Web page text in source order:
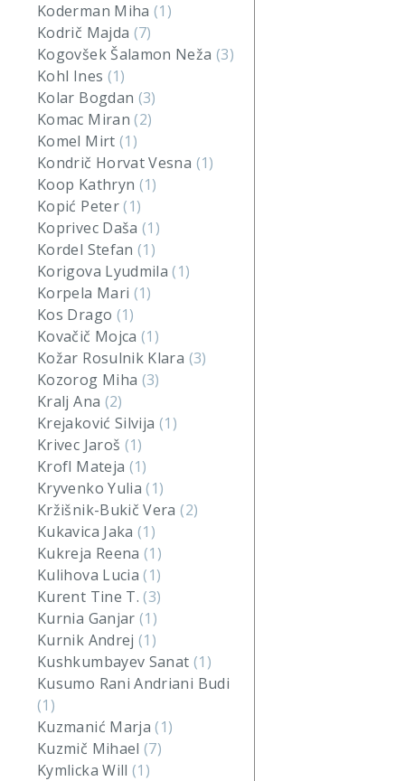
Koderman Miha(1)
Kodrič Majda (7)
Kogovšek Šalamon Neža (3)
Kohl Ines (1)
Kolar Bogdan (3)
Komac Miran(2)
Komel Mirt (1)
Kondrič Horvat Vesna (1)
Koop Kathryn (1)
Kopić Peter(1)
Koprivec Daša(1)
Kordel Stefan(1)
Korigova Lyudmila(1)
Korpela Mari (1)
Kos Drago (1)
Kovačič Mojca(1)
Kožar Rosulnik Klara (3)
Kozorog Miha (3)
Kralj Ana (2)
Krejaković Silvija (1)
Krivec Jaroš (1)
Krofl Mateja (1)
Kryvenko Yulia(1)
Kržišnik-Bukič Vera(2)
Kukavica Jaka(1)
Kukreja Reena(1)
Kulihova Lucia(1)
Kurent Tine T.(3)
Kurnia Ganjar(1)
Kurnik Andrej(1)
Kushkumbayev Sanat (1)
Kusumo Rani Andriani Budi
(1)
Kuzmanić Marja(1)
Kuzmič Mihael(7)
Kymlicka Will(1)